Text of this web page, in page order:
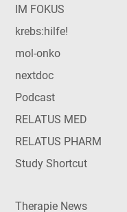
IM FOKUS
krebs:hilfe!
mol-onko
nextdoc
Podcast
RELATUS MED
RELATUS PHARM
Study Shortcut
Therapie News